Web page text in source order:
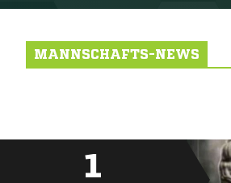
MANNSCHAFTS-NEWS
1